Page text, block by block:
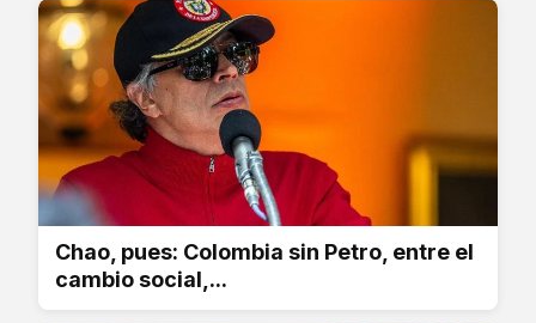
Chao, pues: Colombia sin Petro, entre el
cambio social,...